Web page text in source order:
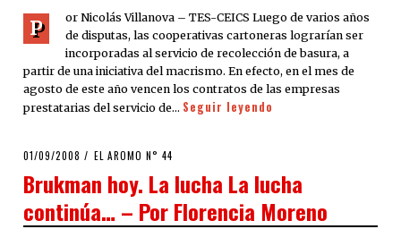
P
or Nicolás Villanova – TES-CEICS Luego de varios años
de disputas, las cooperativas cartoneras lograrían ser
incorporadas al servicio de recolección de basura, a
partir de una iniciativa del macrismo. En efecto, en el mes de
agosto de este año vencen los contratos de las empresas
prestatarias del servicio de… Seguir leyendo
POSTED
01/09/2008 24/03/2020
EL AROMO N° 44
Brukman hoy. La lucha La lucha
continúa… – Por Florencia Moreno